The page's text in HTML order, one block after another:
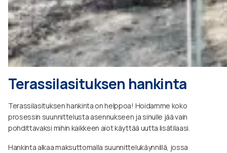
Terassilasituksen hankinta
Terassilasituksen hankinta on helppoa! Hoidamme koko
prosessin suunnittelusta asennukseen ja sinulle jää vain
pohdittavaksi mihin kaikkeen aiot käyttää uutta lisätilaasi.
Hankinta alkaa maksuttomalla suunnittelukäynnillä, jossa